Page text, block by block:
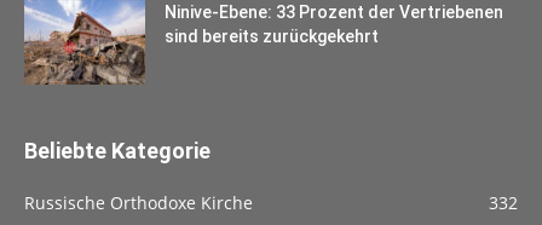
Ninive-Ebene: 33 Prozent der Vertriebenen
sind bereits zurückgekehrt
Beliebte Kategorie
Russische Orthodoxe Kirche
332